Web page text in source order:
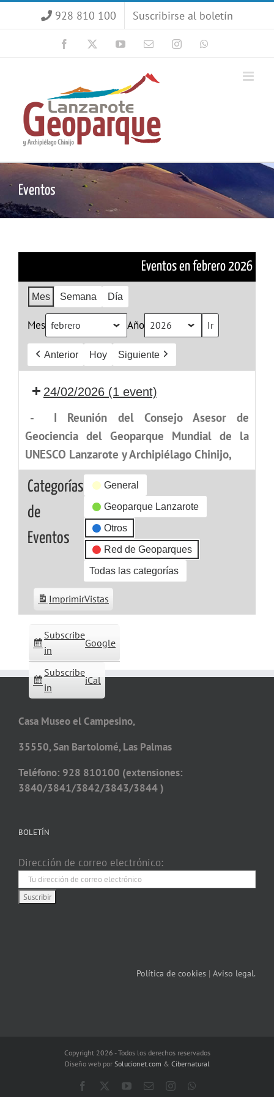
928 810 100 Suscribirse al boletín
Facebook YouTubeCorreoInstagram
Eventos
Eventos en febrero 2026
Mes Semana Día
Mes Año
Anterior Hoy Siguiente
24/02/2026 (1 event)
-
I Reunión del Consejo Asesor de
Geociencia del Geoparque Mundial de la
UNESCO Lanzarote y Archipiélago Chinijo,
Categorías
de
Eventos
General
Geoparque Lanzarote
Otros
Red de Geoparques
Todas las categorías
Subscribe
in
Google
Subscribe
in
iCal
ImprimirVistas
Casa Museo el Campesino,
35550, San Bartolomé, Las Palmas
Teléfono: 928 810100 (extensiones:
3840/3841/3842/3843/3844 )
BOLETÍN
Dirección de correo electrónico:
Política de cookies | Aviso legal.
Copyright 2026 - Todos los derechos reservados
Diseño web por Solucionet.com & Cibernatural
Facebook YouTube
CorreoInstagram